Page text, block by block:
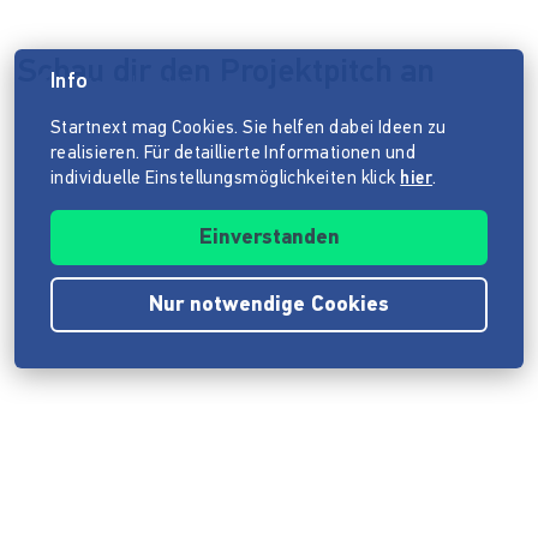
Schau dir den Projektpitch an
Datenschutzhinweis
Info
Startnext mag Cookies. Sie helfen dabei Ideen zu
realisieren. Für detaillierte Informationen und
individuelle Einstellungsmöglichkeiten klick hier.
Einverstanden
Nur notwendige Cookies